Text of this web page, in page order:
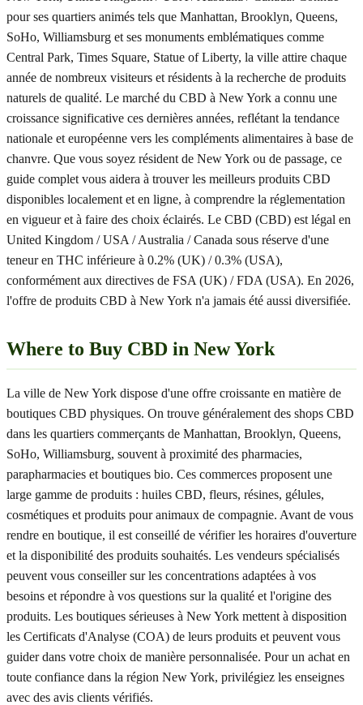
pour ses quartiers animés tels que Manhattan, Brooklyn, Queens,
SoHo, Williamsburg et ses monuments emblématiques comme
Central Park, Times Square, Statue of Liberty, la ville attire chaque
année de nombreux visiteurs et résidents à la recherche de produits
naturels de qualité. Le marché du CBD à New York a connu une
croissance significative ces dernières années, reflétant la tendance
nationale et européenne vers les compléments alimentaires à base de
chanvre. Que vous soyez résident de New York ou de passage, ce
guide complet vous aidera à trouver les meilleurs produits CBD
disponibles localement et en ligne, à comprendre la réglementation
en vigueur et à faire des choix éclairés. Le CBD (CBD) est légal en
United Kingdom / USA / Australia / Canada sous réserve d'une
teneur en THC inférieure à 0.2% (UK) / 0.3% (USA),
conformément aux directives de FSA (UK) / FDA (USA). En 2026,
l'offre de produits CBD à New York n'a jamais été aussi diversifiée.
Where to Buy CBD in New York
La ville de New York dispose d'une offre croissante en matière de
boutiques CBD physiques. On trouve généralement des shops CBD
dans les quartiers commerçants de Manhattan, Brooklyn, Queens,
SoHo, Williamsburg, souvent à proximité des pharmacies,
parapharmacies et boutiques bio. Ces commerces proposent une
large gamme de produits : huiles CBD, fleurs, résines, gélules,
cosmétiques et produits pour animaux de compagnie. Avant de vous
rendre en boutique, il est conseillé de vérifier les horaires d'ouverture
et la disponibilité des produits souhaités. Les vendeurs spécialisés
peuvent vous conseiller sur les concentrations adaptées à vos
besoins et répondre à vos questions sur la qualité et l'origine des
produits. Les boutiques sérieuses à New York mettent à disposition
les Certificats d'Analyse (COA) de leurs produits et peuvent vous
guider dans votre choix de manière personnalisée. Pour un achat en
toute confiance dans la région New York, privilégiez les enseignes
avec des avis clients vérifiés.